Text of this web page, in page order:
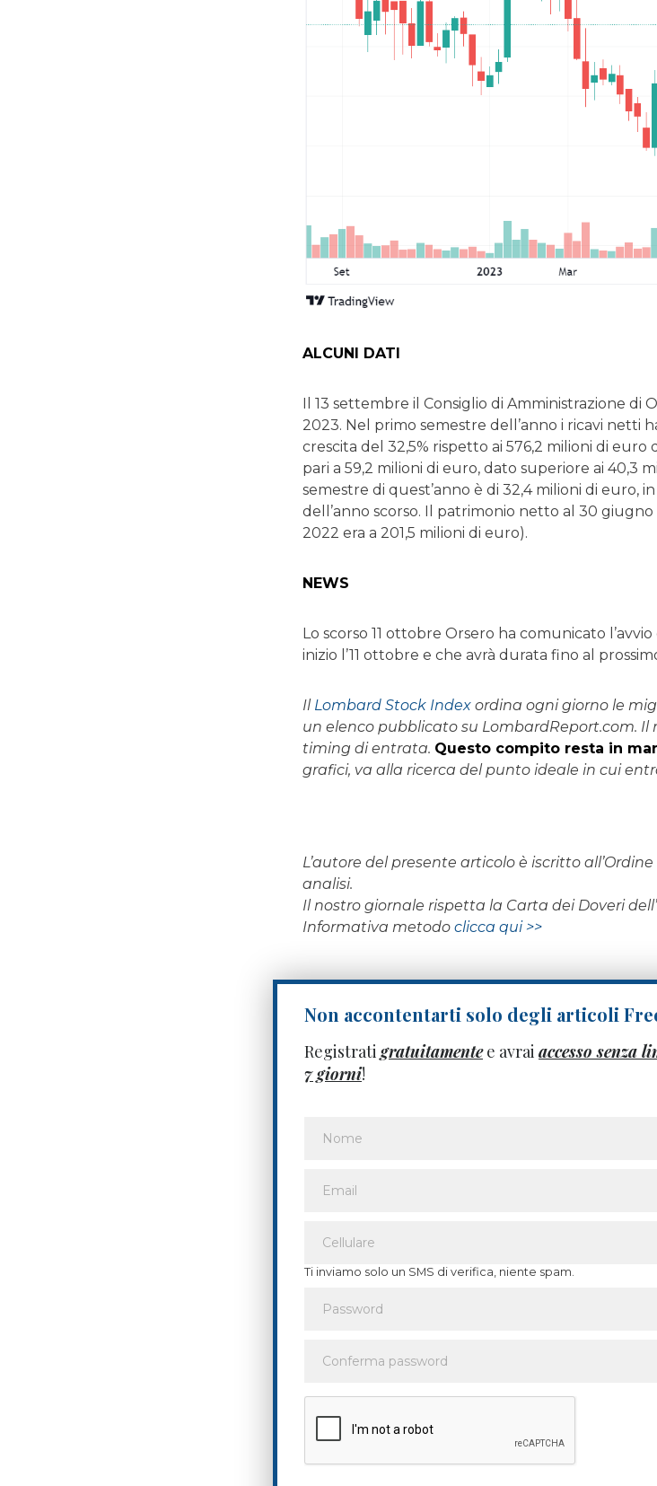
ALCUNI DATI
Il 13 settembre il Consiglio di Amministrazione di
2023. Nel primo semestre dell’anno i ricavi netti
crescita del 32,5% rispetto ai 576,2 milioni di
pari a 59,2 milioni di euro, dato superiore ai 40,3
semestre di quest’anno è di 32,4 milioni di euro,
dell’anno scorso. Il patrimonio netto al 30
2022 era a 201,5 milioni di euro).
NEWS
Lo scorso 11 ottobre Orsero ha comunicato
inizio l’11 ottobre e che avrà durata fino al
Il Lombard Stock Index ordina ogni giorno le
un elenco pubblicato su LombardReport.com.
timing di entrata. Questo compito resta in
grafici, va alla ricerca del punto ideale in cui
L’autore del presente articolo è iscritto
analisi.
Il nostro giornale rispetta la Carta dei Doveri
Informativa metodoclicca qui >>
Non accontentarti solo degli articoli
Registrati gratuitamentee avrai accesso senza
7 giorni!
Ti inviamo solo un SMS di verifica, niente spam.